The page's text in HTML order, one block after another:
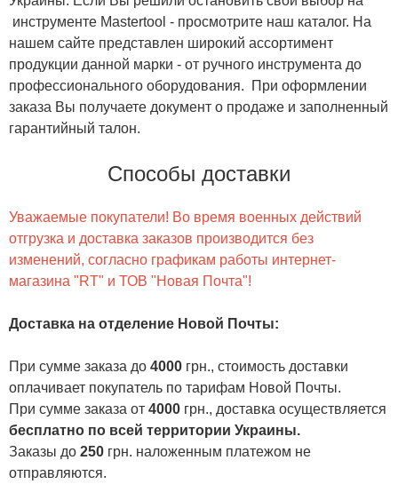
инструменте Mastertool - просмотрите наш каталог. На
нашем сайте представлен широкий ассортимент
продукции данной марки - от ручного инструмента до
профессионального оборудования. При оформлении
заказа Вы получаете документ о продаже и заполненный
гарантийный талон.
Способы доставки
Уважаемые покупатели! Во время военных действий
отгрузка и доставка заказов производится без
изменений, согласно графикам работы интернет-
магазина "RT" и ТОВ "Новая Почта"!
Доставка на отделение Новой Почты:
При сумме заказа до 4000 грн., стоимость доставки
оплачивает покупатель по тарифам Новой Почты.
При сумме заказа от 4000 грн., доставка осуществляется
бесплатно по всей территории Украины.
Заказы до 250 грн. наложенным платежом не
отправляются.